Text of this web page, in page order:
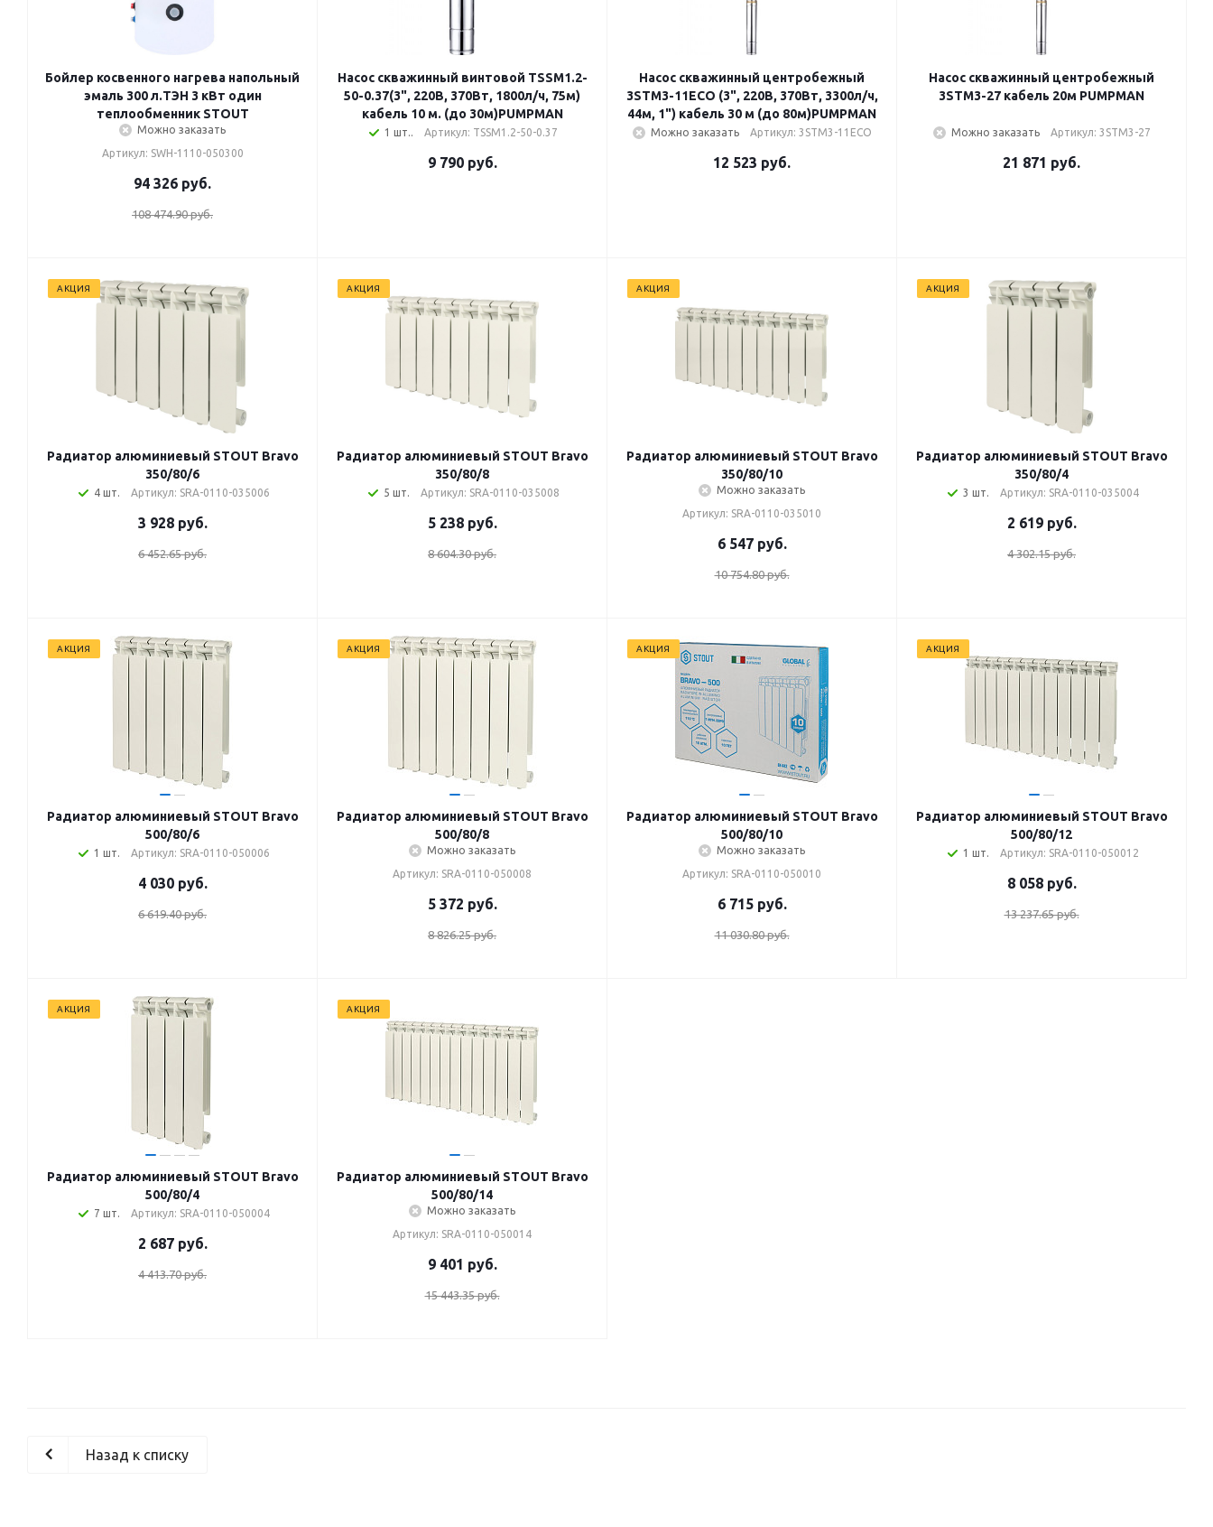
Бойлер косвенного нагрева напольный
эмаль 300 л.ТЭН 3 кВт один
теплообменник STOUT
Можно заказать
Артикул: SWH-1110-050300
94 326 руб.
108 474.90 руб.
Насос скважинный винтовой TSSM1.2-
50-0.37(3", 220В, 370Вт, 1800л/ч, 75м)
кабель 10 м. (до 30м)PUMPMAN
1 шт.. Артикул: TSSM1.2-50-0.37
9 790руб.
Насос скважинный центробежный
3STM3-11ECO (3", 220В, 370Вт, 3300л/ч,
44м, 1") кабель 30 м (до 80м)PUMPMAN
Можно заказать Артикул: 3STM3-11ECO
12 523 руб.
Насос скважинный центробежный
3STM3-27 кабель 20м PUMPMAN
Можно заказать Артикул: 3STM3-27
21 871 руб.
АКЦИЯ
Радиатор алюминиевый STOUT Bravo
350/80/6
4 шт. Артикул: SRA-0110-035006
3 928руб.
6 452.65 руб.
АКЦИЯ
Радиатор алюминиевый STOUT Bravo
350/80/8
5 шт. Артикул: SRA-0110-035008
5 238руб.
8 604.30 руб.
АКЦИЯ
Радиатор алюминиевый STOUT Bravo
350/80/10
Можно заказать
Артикул: SRA-0110-035010
6 547руб.
10 754.80 руб.
АКЦИЯ
Радиатор алюминиевый STOUT Bravo
350/80/4
3 шт. Артикул: SRA-0110-035004
2 619руб.
4 302.15 руб.
АКЦИЯ
Радиатор алюминиевый STOUT Bravo
500/80/6
1 шт. Артикул: SRA-0110-050006
4 030руб.
6 619.40 руб.
АКЦИЯ
Радиатор алюминиевый STOUT Bravo
500/80/8
Можно заказать
Артикул: SRA-0110-050008
5 372 руб.
8 826.25 руб.
АКЦИЯ
Радиатор алюминиевый STOUT Bravo
500/80/10
Можно заказать
Артикул: SRA-0110-050010
6 715руб.
11 030.80 руб.
АКЦИЯ
Радиатор алюминиевый STOUT Bravo
500/80/12
1 шт. Артикул: SRA-0110-050012
8 058руб.
13 237.65 руб.
АКЦИЯ
Радиатор алюминиевый STOUT Bravo
500/80/4
7 шт. Артикул: SRA-0110-050004
2 687руб.
4 413.70 руб.
АКЦИЯ
Радиатор алюминиевый STOUT Bravo
500/80/14
Можно заказать
Артикул: SRA-0110-050014
9 401 руб.
15 443.35 руб.
Назад к списку